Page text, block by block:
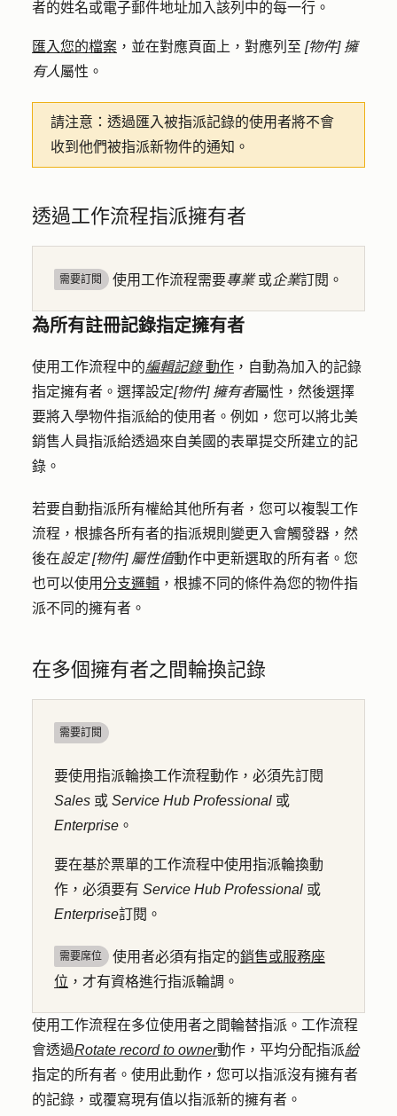
者的姓名或電子郵件地址加入該列中的每一行。
匯入您的檔案 ，並在對應頁面上，對應列至 [物件] 擁
有人屬性。
請注意： 透過匯入被指派記錄的使用者將不會
收到他們被指派新物件的通知。
透過工作流程指派擁有者
需要訂閱 使用工作流程需要專業或企業訂閱。
為所有註冊記錄指定擁有者
使用工作流程中的編輯記錄動作 ，自動為加入的記錄
指定擁有者。選擇設定[物件] 擁有者屬性，然後選擇
要將入學物件指派給的使用者。例如，您可以將北美
銷售人員指派給透過來自美國的表單提交所建立的記
錄。
若要自動指派所有權給其他所有者，您可以複製工作
流程，根據各所有者的指派規則變更入會觸發器，然
後在設定 [物件] 屬性值動作中更新選取的所有者。您
也可以使用分支邏輯 ，根據不同的條件為您的物件指
派不同的擁有者。
在多個擁有者之間輪換記錄
需要訂閱
要使用指派輪換工作流程動作，必須先訂閱
Sales 或 Service Hub Professional 或
Enterprise 。
要在基於票單的工作流程中使用指派輪換動
作，必須要有 Service Hub Professional 或
Enterprise訂閱。
需要席位 使用者必須有指定的銷售或服務座
位 ，才有資格進行指派輪調。
使用工作流程在多位使用者之間輪替指派。工作流程
會透過Rotate record to owner動作， 平均分配指派給
指定的所有者。使用此動作，您可以指派沒有擁有者
的記錄，或覆寫現有值以指派新的擁有者。